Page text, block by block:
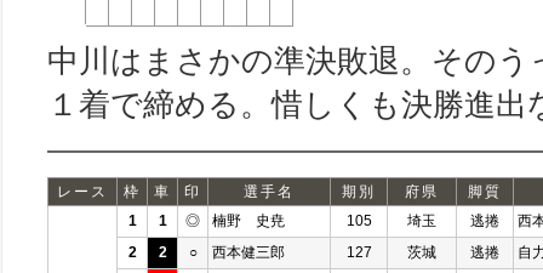
中川はまさかの準決敗退。その
１着で締める。惜しくも決勝進
レース 枠 車 印 選手名 期別 府県 脚質
1 1 ◎ 楠野 史尭 105 埼玉 逃捲
西
2
2 ○ 西本健三郎 127 茨城 逃捲
自